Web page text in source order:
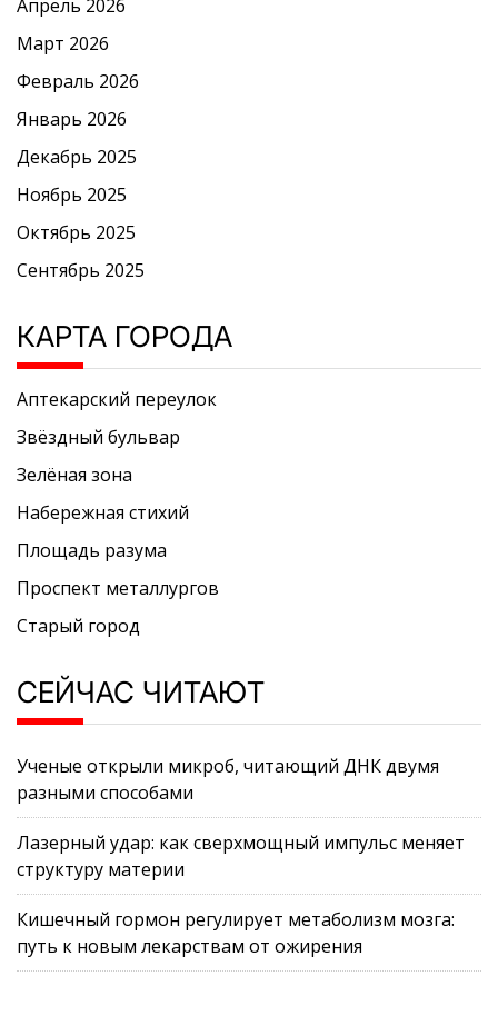
Апрель 2026
Март 2026
Февраль 2026
Январь 2026
Декабрь 2025
Ноябрь 2025
Октябрь 2025
Сентябрь 2025
КАРТА ГОРОДА
Аптекарский переулок
Звёздный бульвар
Зелёная зона
Набережная стихий
Площадь разума
Проспект металлургов
Старый город
СЕЙЧАС ЧИТАЮТ
Ученые открыли микроб, читающий ДНК двумя
разными способами
Лазерный удар: как сверхмощный импульс меняет
структуру материи
Кишечный гормон регулирует метаболизм мозга:
путь к новым лекарствам от ожирения